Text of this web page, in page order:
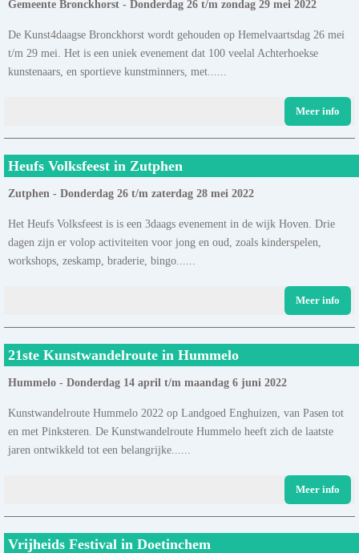
Gemeente Bronckhorst - Donderdag 26 t/m zondag 29 mei 2022
De Kunst4daagse Bronckhorst wordt gehouden op Hemelvaartsdag 26 mei
t/m 29 mei. Het is een uniek evenement dat 100 veelal Achterhoekse
kunstenaars, en sportieve kunstminners, met......
Meer info
Heufs Volksfeest in Zutphen
Zutphen - Donderdag 26 t/m zaterdag 28 mei 2022
Het Heufs Volksfeest is is een 3daags evenement in de wijk Hoven. Drie
dagen zijn er volop activiteiten voor jong en oud, zoals kinderspelen,
workshops, zeskamp, braderie, bingo......
Meer info
21ste Kunstwandelroute in Hummelo
Hummelo - Donderdag 14 april t/m maandag 6 juni 2022
Kunstwandelroute Hummelo 2022 op Landgoed Enghuizen, van Pasen tot
en met Pinksteren. De Kunstwandelroute Hummelo heeft zich de laatste
jaren ontwikkeld tot een belangrijke......
Meer info
Vrijheids Festival in Doetinchem